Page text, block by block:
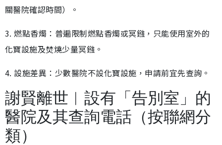
關醫院確認時間）。
3. 燃點香燭：普遍限制燃點香燭或冥鏹，只能使用室外的
化寶設施及焚燒少量冥鏹。
4. 設施差異：少數醫院不設化寶設施，申請前宜先查詢。
謝賢離世︱設有「告別室」的
醫院及其查詢電話（按聯網分
類）